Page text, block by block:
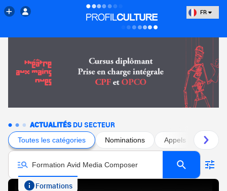
FR
ACTUALITÉS DU SECTEUR
Toutes les catégories Nominations Appels à projets
Formations